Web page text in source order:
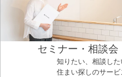
セミナー・相談会
知りたい、相談し
住まい探しのサー